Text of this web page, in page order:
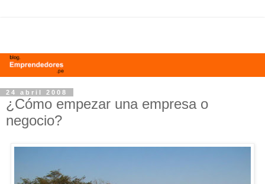
24 abril 2008
¿Cómo empezar una empresa o
negocio?